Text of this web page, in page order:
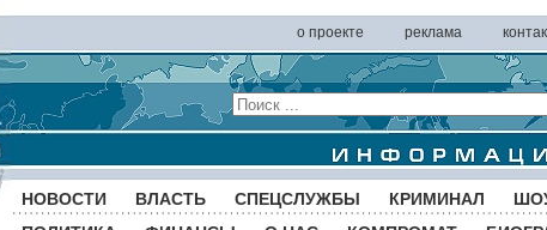
о проекте реклама
НОВОСТИ ВЛАСТЬ СПЕЦСЛУЖБЫ КРИМИНАЛ